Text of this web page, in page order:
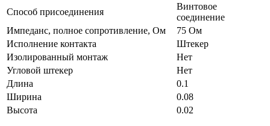
Способ присоединения
Винтовое
соединение
Импеданс, полное сопротивление, Ом
75 Ом
Исполнение контакта
Штекер
Изолированный монтаж
Нет
Угловой штекер
Нет
Длина
0.1
Ширина
0.08
Высота
0.02